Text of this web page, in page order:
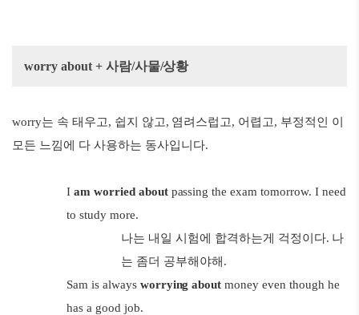
worry about + 사람/사물/상황
worry는 속 태우고, 쉽지 않고, 염려스럽고, 어렵고, 부정적인 이
모든 느낌에 다 사용하는 동사입니다.
I am worried about passing the exam tomorrow. I need
to study more.
나는 내일 시험에 합격하는게 걱정이다. 나
는 좀더 공부해야해.
Sam is always worrying about money even though he
has a good job.